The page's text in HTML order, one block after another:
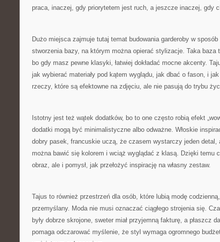
praca, inaczej, gdy priorytetem jest ruch, a jeszcze inaczej, gdy
Dużo miejsca zajmuje tutaj temat budowania garderoby w
stworzenia bazy, na którym można opierać stylizacje. Taka baza
bo gdy masz pewne klasyki, łatwiej dokładać mocne akcenty.
jak wybierać materiały pod kątem wyglądu, jak dbać o fason, i
rzeczy, które są efektowne na zdjęciu, ale nie pasują do trybu
Istotny jest też wątek dodatków, bo to one często robią efekt
dodatki mogą być minimalistyczne albo odważne. Włoskie
dobry pasek, francuskie uczą, że czasem wystarczy jeden detal,
można bawić się kolorem i wciąż wyglądać z klasą. Dzięki temu
obraz, ale i pomysł, jak przełożyć inspirację na własny zestaw.
Tajus to również przestrzeń dla osób, które lubią modę
przemyślany. Moda nie musi oznaczać ciągłego strojenia się.
były dobrze skrojone, sweter miał przyjemną fakturę, a płaszcz
pomaga odczarować myślenie, że styl wymaga ogromnego